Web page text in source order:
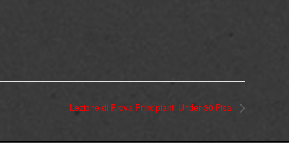
Lezione di Prova Principianti Under 30 Pisa